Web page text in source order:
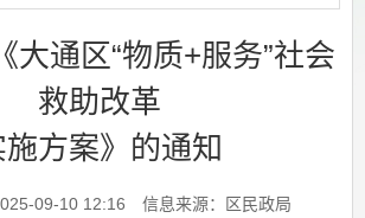
大通区“物质+服务”社会
救助改革
施方案》的通知
09-10 12:16
信息来源：区民政局